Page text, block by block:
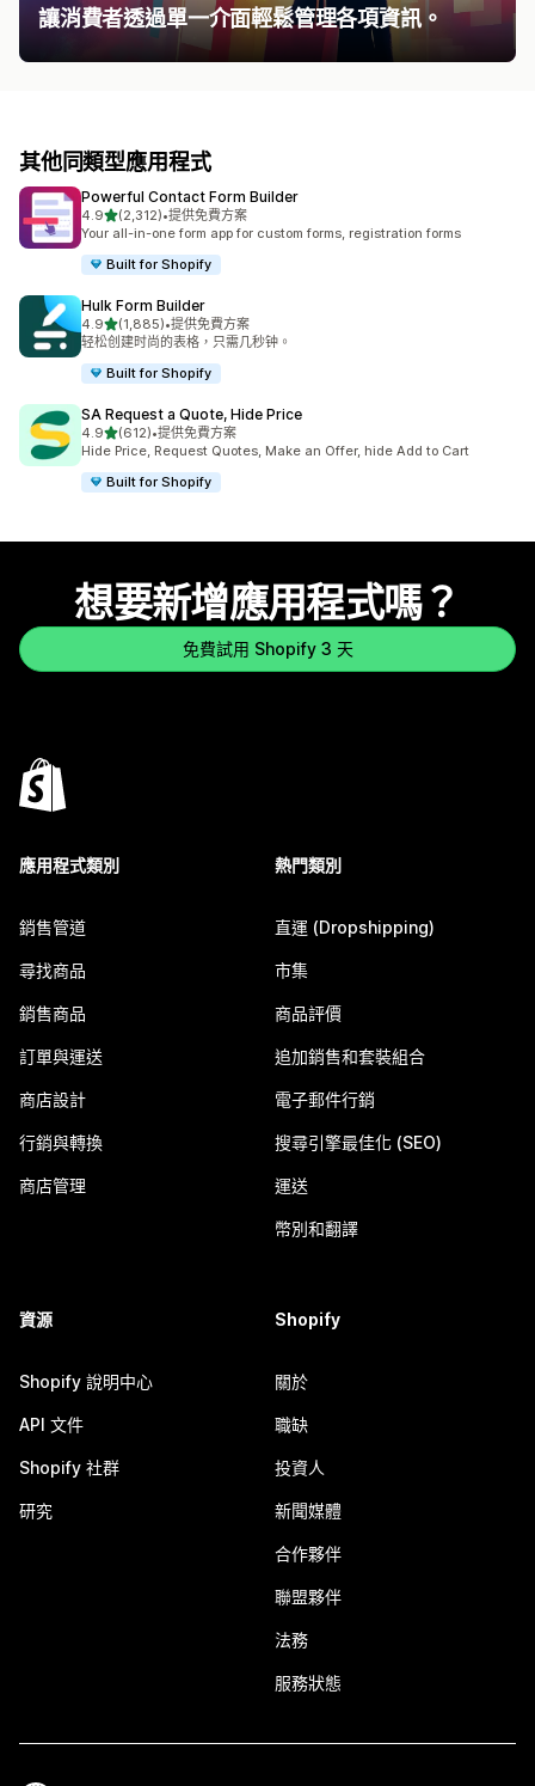
讓消費者透過單一介面輕鬆管理各項資訊。
其他同類型應用程式
Powerful Contact Form Builder
4.9滿分 5 顆星
(2,312)
共有 2312 則評價
•提供免費方案
Your all-in-one form app for custom forms, registration forms
Built for Shopify
Hulk Form Builder
4.9滿分 5 顆星
(1,885)
共有 1885 則評價
•提供免費方案
轻松创建时尚的表格，只需几秒钟。
Built for Shopify
SA Request a Quote, Hide Price
4.9滿分 5 顆星
(612)
共有 612 則評價
•提供免費方案
Hide Price, Request Quotes, Make an Offer, hide Add to Cart
Built for Shopify
想要新增應用程式嗎？
免費試用 Shopify 3 天
應用程式類別
銷售管道
尋找商品
銷售商品
訂單與運送
商店設計
行銷與轉換
商店管理
熱門類別
直運 (Dropshipping)
市集
商品評價
追加銷售和套裝組合
電子郵件行銷
搜尋引擎最佳化 (SEO)
運送
幣別和翻譯
資源
Shopify 說明中心
API 文件
Shopify 社群
研究
Shopify
關於
職缺
投資人
新聞媒體
合作夥伴
聯盟夥伴
法務
服務狀態